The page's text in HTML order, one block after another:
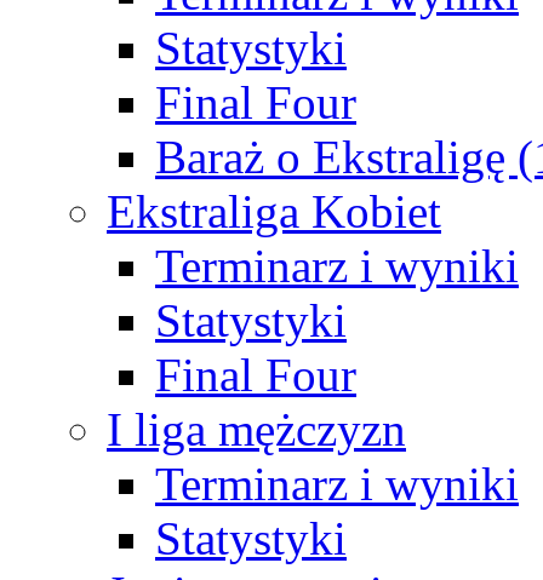
Statystyki
Final Four
Baraż o Ekstraligę
Ekstraliga Kobiet
Terminarz i wyniki
Statystyki
Final Four
I liga mężczyzn
Terminarz i wyniki
Statystyki